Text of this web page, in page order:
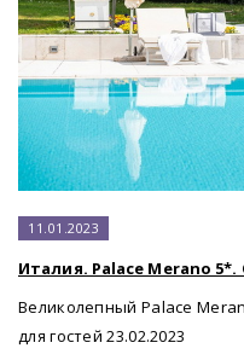
11.01.2023
Италия. Palace Merano
Великолепный Palace
для гостей 23.02.2023